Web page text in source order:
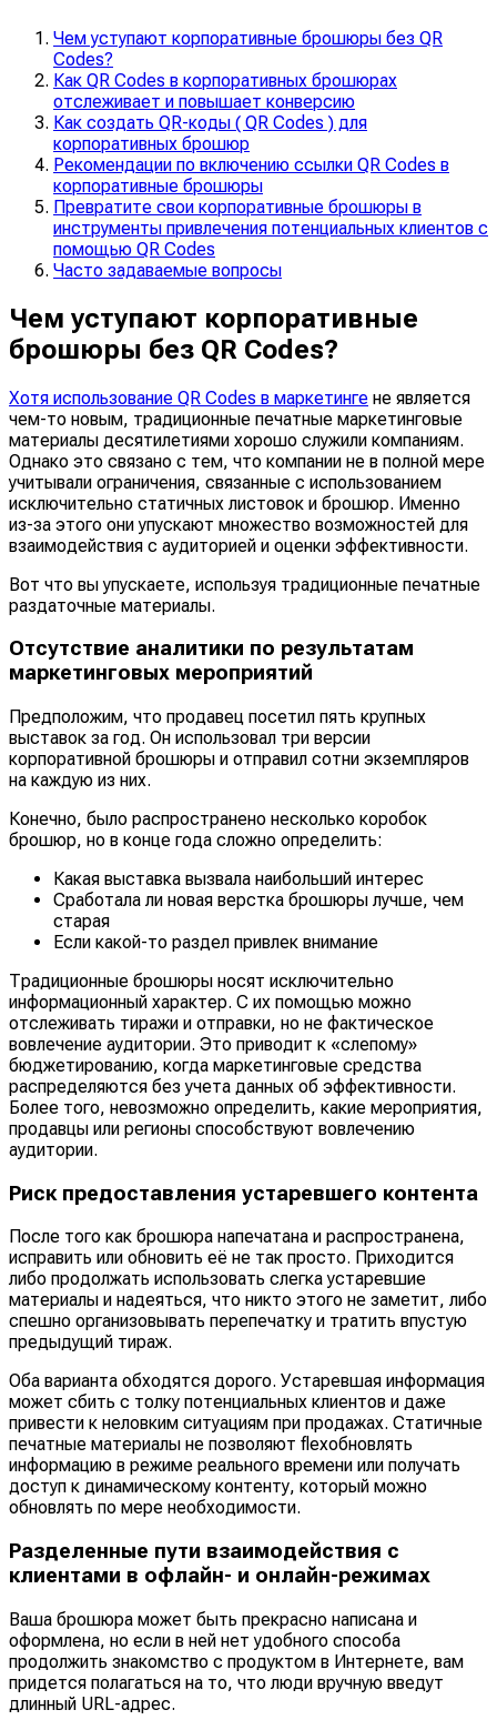
Чем уступают корпоративные брошюры без QR
Codes?
Как QR Codes в корпоративных брошюрах
отслеживает и повышает конверсию
Как создать QR-коды ( QR Codes ) для
корпоративных брошюр
Рекомендации по включению ссылки QR Codes в
корпоративные брошюры
Превратите свои корпоративные брошюры в
инструменты привлечения потенциальных клиентов с
помощью QR Codes
Часто задаваемые вопросы
Чем уступают корпоративные
брошюры без QR Codes?
Хотя использование QR Codes в маркетинге не является
чем-то новым, традиционные печатные маркетинговые
материалы десятилетиями хорошо служили компаниям.
Однако это связано с тем, что компании не в полной мере
учитывали ограничения, связанные с использованием
исключительно статичных листовок и брошюр. Именно
из-за этого они упускают множество возможностей для
взаимодействия с аудиторией и оценки эффективности.
Вот что вы упускаете, используя традиционные печатные
раздаточные материалы.
Отсутствие аналитики по результатам
маркетинговых мероприятий
Предположим, что продавец посетил пять крупных
выставок за год. Он использовал три версии
корпоративной брошюры и отправил сотни экземпляров
на каждую из них.
Конечно, было распространено несколько коробок
брошюр, но в конце года сложно определить:
Какая выставка вызвала наибольший интерес
Сработала ли новая верстка брошюры лучше, чем
старая
Если какой-то раздел привлек внимание
Традиционные брошюры носят исключительно
информационный характер. С их помощью можно
отслеживать тиражи и отправки, но не фактическое
вовлечение аудитории. Это приводит к «слепому»
бюджетированию, когда маркетинговые средства
распределяются без учета данных об эффективности.
Более того, невозможно определить, какие мероприятия,
продавцы или регионы способствуют вовлечению
аудитории.
Риск предоставления устаревшего контента
После того как брошюра напечатана и распространена,
исправить или обновить её не так просто. Приходится
либо продолжать использовать слегка устаревшие
материалы и надеяться, что никто этого не заметит, либо
спешно организовывать перепечатку и тратить впустую
предыдущий тираж.
Оба варианта обходятся дорого. Устаревшая информация
может сбить с толку потенциальных клиентов и даже
привести к неловким ситуациям при продажах. Статичные
печатные материалы не позволяют flexобновлять
информацию в режиме реального времени или получать
доступ к динамическому контенту, который можно
обновлять по мере необходимости.
Разделенные пути взаимодействия с
клиентами в офлайн- и онлайн-режимах
Ваша брошюра может быть прекрасно написана и
оформлена, но если в ней нет удобного способа
продолжить знакомство с продуктом в Интернете, вам
придется полагаться на то, что люди вручную введут
длинный URL-адрес.